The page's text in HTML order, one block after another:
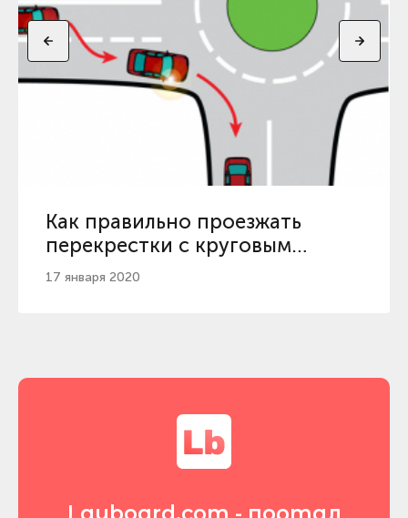
Как правильно проезжать
перекрестки с круговым
движением
17 января 2020